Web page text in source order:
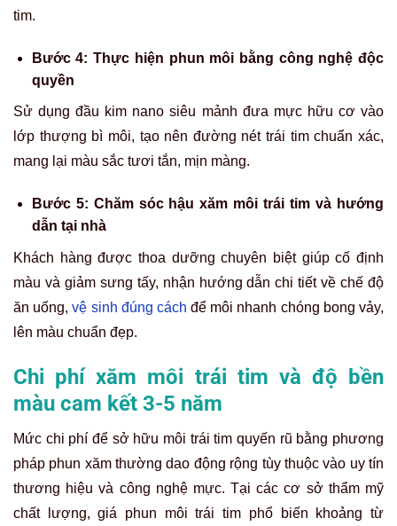
tim.
Bước 4: Thực hiện phun môi bằng công nghệ độc
quyền
Sử dụng đầu kim nano siêu mảnh đưa mực hữu cơ vào
lớp thượng bì môi, tạo nên đường nét trái tim chuẩn xác,
mang lại màu sắc tươi tắn, mịn màng.
Bước 5: Chăm sóc hậu xăm môi trái tim và hướng
dẫn tại nhà
Khách hàng được thoa dưỡng chuyên biệt giúp cố định
màu và giảm sưng tấy, nhận hướng dẫn chi tiết về chế độ
ăn uống,vệ sinh đúng cách để môi nhanh chóng bong vảy,
lên màu chuẩn đẹp.
Chi phí xăm môi trái tim và độ bền
màu cam kết 3-5 năm
Mức chi phí để sở hữu môi trái tim quyến rũ bằng phương
pháp phun xăm thường dao động rộng tùy thuộc vào uy tín
thương hiệu và công nghệ mực. Tại các cơ sở thẩm mỹ
chất lượng, giá phun môi trái tim phổ biến khoảng từ